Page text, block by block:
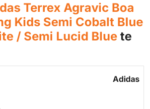
Terrex Agravic Boa
Kids Semi Cobalt Blue
/ Semi Lucid Blue te
Adidas